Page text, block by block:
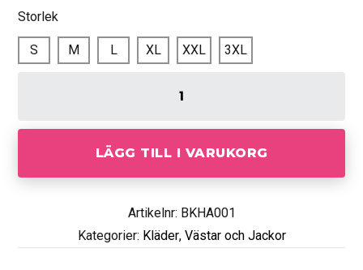
Storlek
S M L XL XXL 3XL
LÄGG TILL I VARUKORG
Artikelnr: BKHA001
Kategorier: Kläder, Västar och Jackor